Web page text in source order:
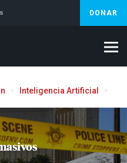
DONAR
Inteligencia Artificial